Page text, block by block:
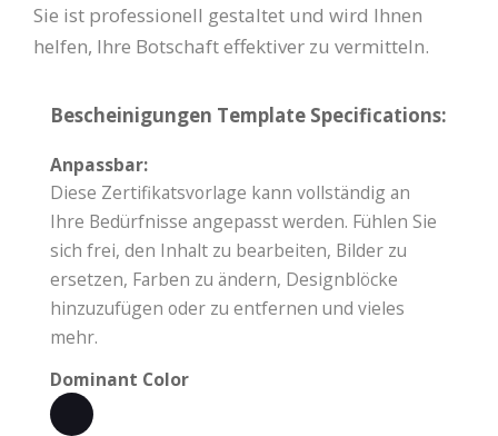
Sie ist professionell gestaltet und wird Ihnen
helfen, Ihre Botschaft effektiver zu vermitteln.
Bescheinigungen Template Specifications:
Anpassbar:
Diese Zertifikatsvorlage kann vollständig an
Ihre Bedürfnisse angepasst werden. Fühlen Sie
sich frei, den Inhalt zu bearbeiten, Bilder zu
ersetzen, Farben zu ändern, Designblöcke
hinzuzufügen oder zu entfernen und vieles
mehr.
Dominant Color